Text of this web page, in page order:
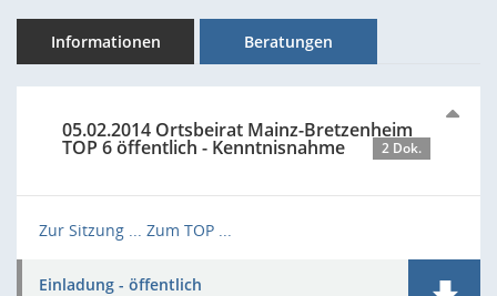
Informationen Beratungen
05.02.2014 Ortsbeirat Mainz-Bretzenheim
TOP 6 öffentlich - Kenntnisnahme 2 Dok.
Zur Sitzung ... Zum TOP ...
Einladung - öffentlich